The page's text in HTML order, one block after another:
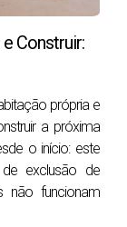
para visitas
de Casa
a um
Construir:
própria e
a próxima
o início: este
exclusão de
não funcionam